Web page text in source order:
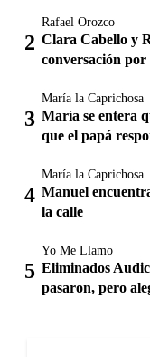
Rafael Orozco
Clara Cabello y
conversación
María la Caprichosa
María se entera
que el papá
María la Caprichosa
Manuel
la calle
Yo Me Llamo
Eliminados
pasaron, pero